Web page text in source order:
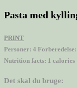
Pasta med
PRINT
Personer: 4 Forberedelse:
Nutrition facts: 1 calories
Det skal du bruge: